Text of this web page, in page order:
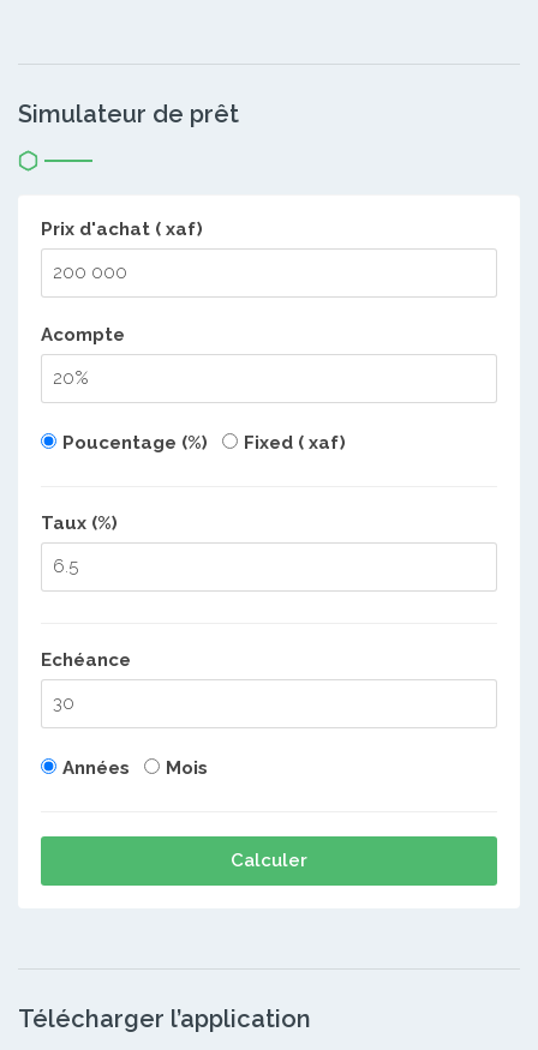
Simulateur de prêt
Prix d'achat ( xaf)
Acompte
Poucentage (%) Fixed ( xaf)
Taux (%)
Echéance
Années Mois
Calculer
Télécharger l’application